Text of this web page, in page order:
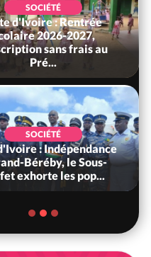
SOCIÉTÉ
d'Ivoire : Rentrée
2026-2027,
sans frais au
Pré...
SOCIÉTÉ
: Indépendance
Béréby, le Sous-
exhorte les pop...